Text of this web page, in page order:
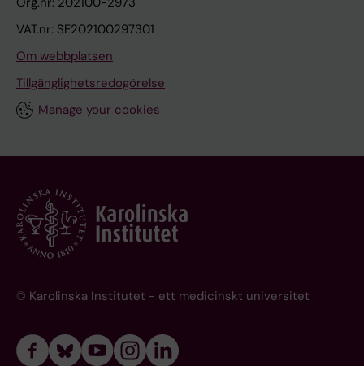
VAT.nr: SE202100297301
Om webbplatsen
Tillgänglighetsredogörelse
Manage your cookies
© Karolinska Institutet - ett medicinskt universitet